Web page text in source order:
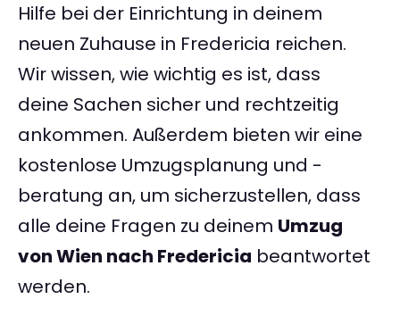
Hilfe bei der Einrichtung in deinem
neuen Zuhause in Fredericia reichen.
Wir wissen, wie wichtig es ist, dass
deine Sachen sicher und rechtzeitig
ankommen. Außerdem bieten wir eine
kostenlose Umzugsplanung und -
beratung an, um sicherzustellen, dass
alle deine Fragen zu deinem Umzug
von Wien nach Fredericia beantwortet
werden.